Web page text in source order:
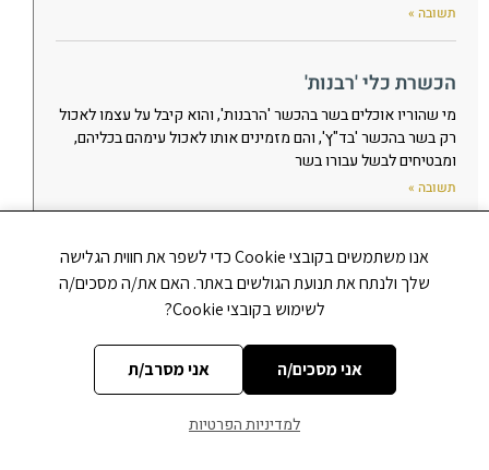
תשובה »
הכשרת כלי 'רבנות'
מי שהוריו אוכלים בשר בהכשר 'הרבנות', והוא קיבל על עצמו לאכול
רק בשר בהכשר 'בד"ץ', והם מזמינים אותו לאכול עימהם בכליהם,
ומבטיחים לבשל עבורו בשר
תשובה »
עצות למחשבות זרות
מהי העצה נגד מחשבות זרות?
מיקום קשר התפילין בראש
היכן בדיוק צריך להיות מונח הקשר של תפילין מאחורי הראש?
אנו משתמשים בקובצי Cookie כדי לשפר את חווית הגלישה
שלך ולנתח את תנועת הגולשים באתר. האם את/ה מסכים/ה
לשימוש בקובצי Cookie?
אני מסכים/ה אני מסרב/ת
למדיניות הפרטיות